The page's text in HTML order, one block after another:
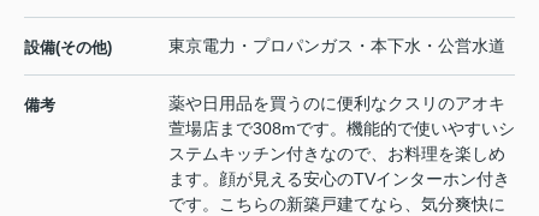
設備(その他) 東京電力・プロパンガス・本下水・公営水道
備考
薬や日用品を買うのに便利なクスリのアオキ
萱場店まで308mです。機能的で使いやすいシ
ステムキッチン付きなので、お料理を楽しめ
ます。顔が見える安心のTVインターホン付き
です。こちらの新築戸建てなら、気分爽快に